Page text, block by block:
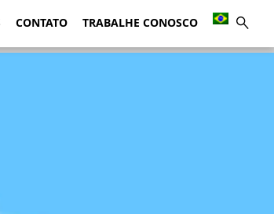
CONTATO TRABALHE CONOSCO